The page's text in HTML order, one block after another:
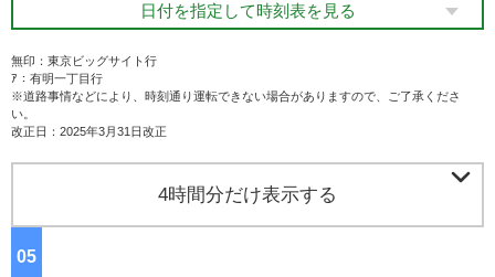
日付を指定して時刻表を見る
無印：東京ビッグサイト行
ｱ：有明一丁目行
※道路事情などにより、時刻通り運転できない場合がありますので、ご了承くださ
い。
改正日：2025年3月31日改正
4時間分だけ表示する 
05